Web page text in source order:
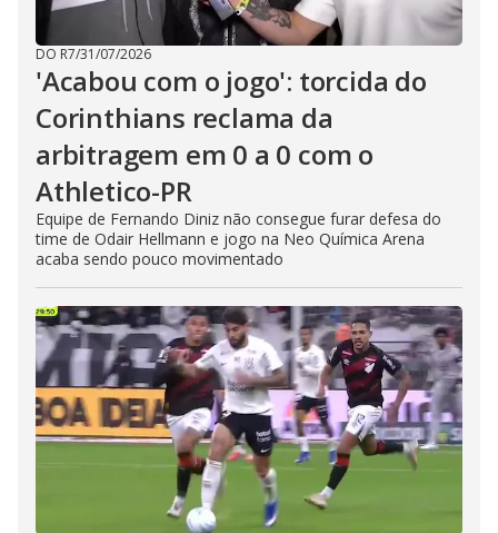
DO R7/31/07/2026
'Acabou com o jogo': torcida do
Corinthians reclama da
arbitragem em 0 a 0 com o
Athletico-PR
Equipe de Fernando Diniz não consegue furar defesa do
time de Odair Hellmann e jogo na Neo Química Arena
acaba sendo pouco movimentado